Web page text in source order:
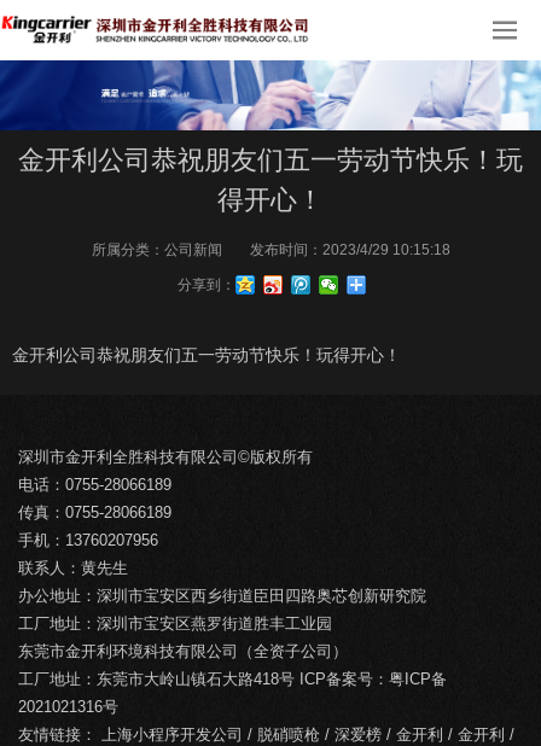
金开利公司恭祝朋友们五一劳动节快乐！玩
得开心！
所属分类： 公司新闻 发布时间： 2023/4/29 10:15:18
分享到：
金开利公司恭祝朋友们五一劳动节快乐！玩得开心！
深圳市金开利全胜科技有限公司©版权所有
电话：0755-28066189
传真：0755-28066189
手机：13760207956
联系人：黄先生
办公地址：深圳市宝安区西乡街道臣田四路奥芯创新研究院
工厂地址：深圳市宝安区燕罗街道胜丰工业园
东莞市金开利环境科技有限公司（全资子公司）
工厂地址：东莞市大岭山镇石大路418号 ICP备案号： 粤ICP备
2021021316号
友情链接： 上海小程序开发公司 / 脱硝喷枪 / 深爱榜 / 金开利 / 金开利 /